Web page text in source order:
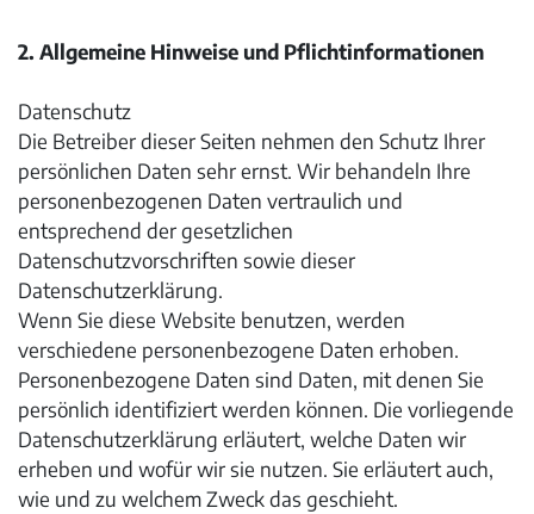
2. Allgemeine Hinweise und Pflichtinformationen
Datenschutz
Die Betreiber dieser Seiten nehmen den Schutz Ihrer
persönlichen Daten sehr ernst. Wir behandeln Ihre
personenbezogenen Daten vertraulich und
entsprechend der gesetzlichen
Datenschutzvorschriften sowie dieser
Datenschutzerklärung.
Wenn Sie diese Website benutzen, werden
verschiedene personenbezogene Daten erhoben.
Personenbezogene Daten sind Daten, mit denen Sie
persönlich identifiziert werden können. Die vorliegende
Datenschutzerklärung erläutert, welche Daten wir
erheben und wofür wir sie nutzen. Sie erläutert auch,
wie und zu welchem Zweck das geschieht.